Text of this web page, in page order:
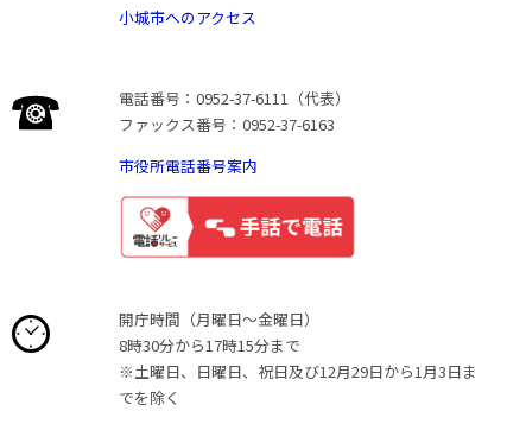
小城市へのアクセス
電話番号：0952-37-6111（代表）
ファックス番号：0952-37-6163
市役所電話番号案内
開庁時間（月曜日〜金曜日）
8時30分から17時15分まで
※土曜日、日曜日、祝日及び12月29日から1月3日ま
でを除く